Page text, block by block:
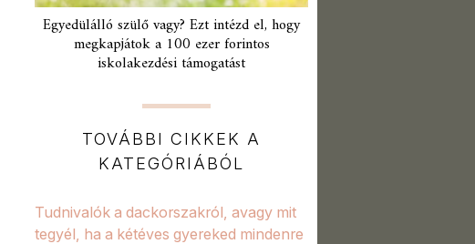
Egyedülálló szülő vagy? Ezt intézd el, hogy
megkapjátok a 100 ezer forintos
iskolakezdési támogatást
TOVÁBBI CIKKEK A
KATEGÓRIÁBÓL
Tudnivalók a dackorszakról, avagy mit
tegyél, ha a kétéves gyereked mindenre